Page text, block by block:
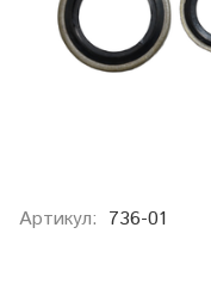
Артикул: 736-01